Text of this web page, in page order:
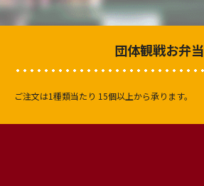
団体観戦お弁当
ご注文は1種類当たり 15個以上から承ります。